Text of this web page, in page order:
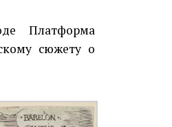
Платформа
сюжету о